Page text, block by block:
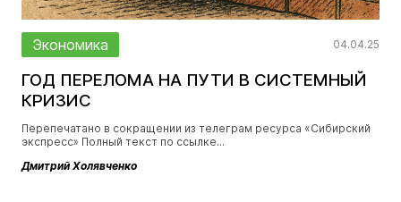
Экономика 04.04.25
ГОД ПЕРЕЛОМА НА ПУТИ В СИСТЕМНЫЙ
КРИЗИС
Перепечатано в сокращении из телеграм ресурса «Сибирский
экспресс» Полный текст по ссылке...
Дмитрий Холявченко